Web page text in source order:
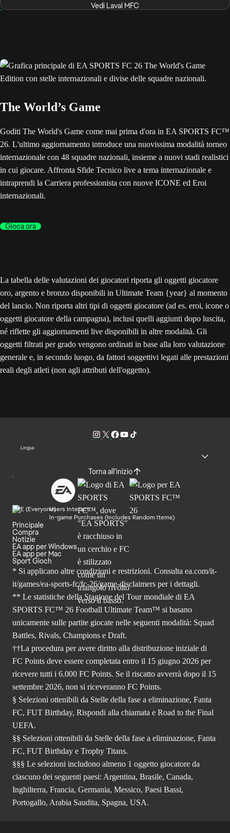
Vedi Laval MFC
The World’s Game
Goditi The World's Game come mai prima d'ora in EA SPORTS FC™
26. L'ultimo aggiornamento introduce una nuovissima modalità torneo
internazionale con 48 squadre nazionali, insieme a nuovi stadi realistici
in cui giocare. Affronta Sfide Tecnico live a tema internazionale e
intraprendi la Carriera professionista con nuove ICONE ed Eroi
internazionali.
Gioca ora
La tabella delle valutazioni dei giocatori riporta gli oggetti giocatore
oro, argento e bronzo disponibili in Ultimate Team {year} al momento
del lancio. Non riporta altri tipi di oggetti giocatore (ad es. eroi, icone o
oggetti giocatore della campagna), inclusi quelli aggiunti dopo luscita,
né riflette gli aggiornamenti live disponibili in altre modalità. Gli
oggetti filtrati per grado vengono ordinati in base alla loro valutazione
generale e, in secondo luogo, da fattori soggettivi legati alle prestazioni
reali degli atleti (non agli attributi dell'oggetto).
Lingua
Torna all'inizio
Users Interact
In-game Purchases (Includes Random Items)
Principale
Compra
Notizie
EA app per Windows
EA app per Mac
Sport Gioch
* Si applicano altre condizioni e restrizioni. Consulta ea.com/it-
it/games/ea-sports-fc/fc-26/game-disclaimers per i dettagli.
** Le statistiche della Stagione del Tour mondiale di EA
SPORTS FC™ 26 Football Ultimate Team™ si basano
unicamente sulle partite giocate nelle seguenti modalità: Squad
Battles, Rivals, Champions e Draft.
††La procedura per avere diritto alla distribuzione iniziale di
FC Points deve essere completata entro il 15 giugno 2026 per
ricevere tutti i 6.000 FC Points. Se il riscatto avverrà dopo il 15
settembre 2026, non si riceveranno FC Points.
§ Selezioni ottenibili da Stelle della fase a eliminazione, Fanta
FC, FUT Birthday, Rispondi alla chiamata e Road to the Final
UEFA.
§§ Selezioni ottenibili da Stelle della fase a eliminazione, Fanta
FC, FUT Birthday e Trophy Titans.
§§§ Le selezioni includono almeno 1 oggetto giocatore da
ciascuno dei seguenti paesi: Argentina, Brasile, Canada,
Inghilterra, Francia, Germania, Messico, Paesi Bassi,
Portogallo, Arabia Saudita, Spagna, USA.